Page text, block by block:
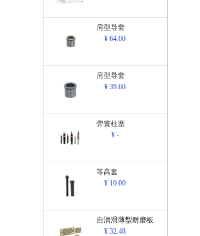
肩型导套
¥ 64.00
肩型导套
¥ 39.60
弹簧柱塞
¥ -
等高套
¥ 10.00
自润滑薄型耐磨板
¥ 32.48